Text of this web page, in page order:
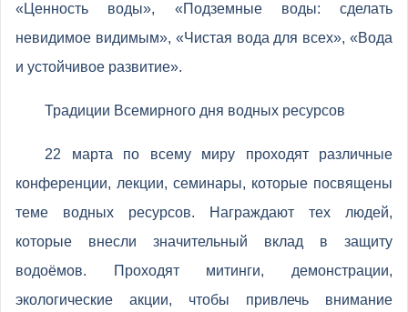
«Ценность воды», «Подземные воды: сделать
невидимое видимым», «Чистая вода для всех», «Вода
и устойчивое развитие».
Традиции Всемирного дня водных ресурсов
22 марта по всему миру проходят различные
конференции, лекции, семинары, которые посвящены
теме водных ресурсов. Награждают тех людей,
которые внесли значительный вклад в защиту
водоёмов. Проходят митинги, демонстрации,
экологические акции, чтобы привлечь внимание